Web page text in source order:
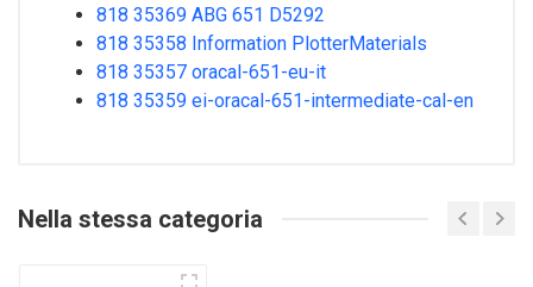
818 35369 ABG 651 D5292
818 35358 Information PlotterMaterials
818 35357 oracal-651-eu-it
818 35359 ei-oracal-651-intermediate-cal-en
Nella stessa categoria